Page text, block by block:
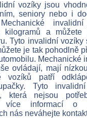
vozíky jsou
seniory nebo i
Mechanické
kilogramů a
Tyto invalidní vozíky
je tak pohodlně
Mechanické
ovládají, mají
vozíků patří
Tyto
která nejsou
více informací o
nás neváhejte